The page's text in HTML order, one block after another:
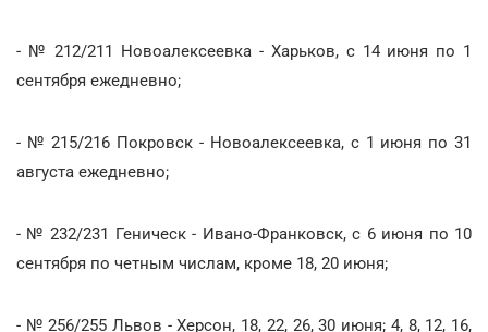
- № 212/211 Новоалексеевка - Харьков, с 14 июня по 1
сентября ежедневно;
- № 215/216 Покровск - Новоалексеевка, с 1 июня по 31
августа ежедневно;
- № 232/231 Геническ - Ивано-Франковск, с 6 июня по 10
сентября по четным числам, кроме 18, 20 июня;
- № 256/255 Львов - Херсон, 18, 22, 26, 30 июня; 4, 8, 12, 16,